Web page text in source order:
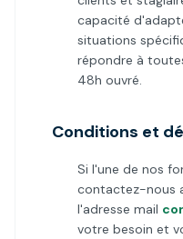
capacité
situations
répondre à
48h ouvré.
Conditions et
Si l'une de nos
contactez-nous
l'adresse mail
votre besoin et